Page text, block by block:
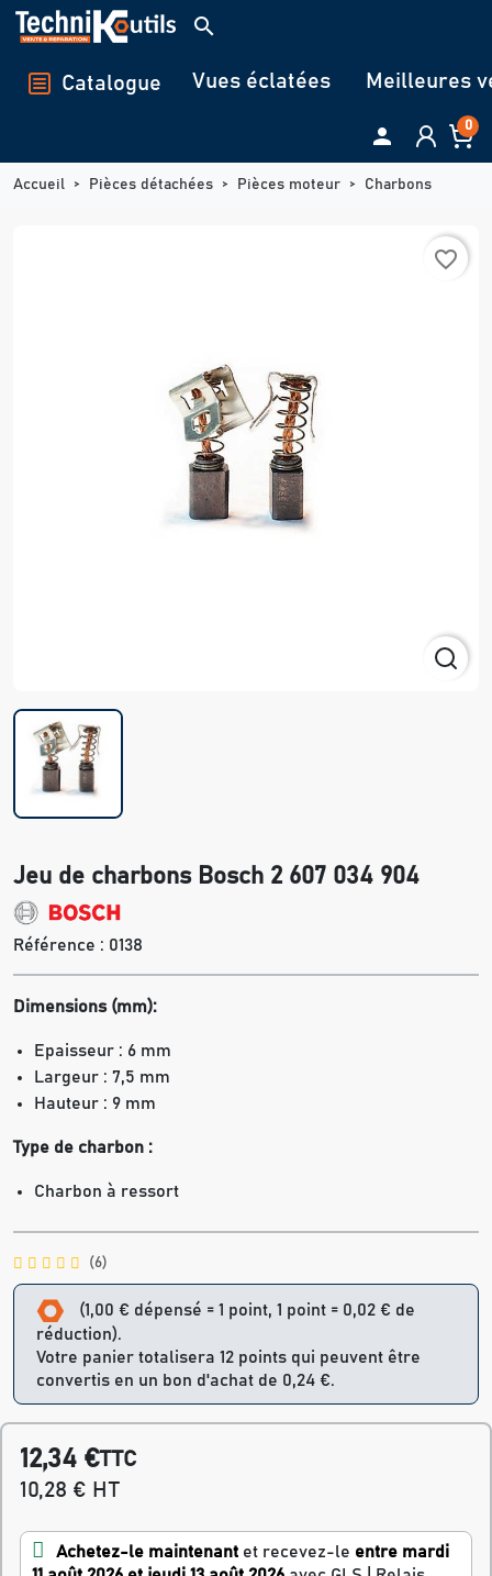
Panneau de gestion des cookies
search
Catalogue Vues éclatées Meilleures
 0
Accueil Pièces détachées Pièces moteur Charbons
favorite_border
Jeu de charbons Bosch 2 607 034 904
Référence : 0138
Dimensions (mm):
Epaisseur : 6 mm
Largeur : 7,5 mm
Hauteur : 9 mm
Type de charbon :
Charbon à ressort
(6)
(1,00 € dépensé = 1 point, 1 point = 0,02 € de
réduction).
Votre panier totalisera 12 points qui peuvent être
convertis en un bon d'achat de 0,24 €.
12,34 €TTC
10,28 € HT
Achetez-le maintenant et recevez-le entre mardi